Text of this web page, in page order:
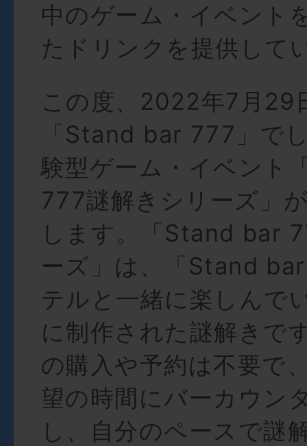
中のゲーム・イベント
たドリンクを提供して
この度、2022年7月29
「Stand bar 777」で
験型ゲーム・イベント
777謎解きシリーズ」
します。「Stand bar
ーズ」は、「Stand
テルと一緒に楽しんで
に制作された謎解きで
の購入や予約は不要で
望の時間にバーカウン
し、自分のペースで謎